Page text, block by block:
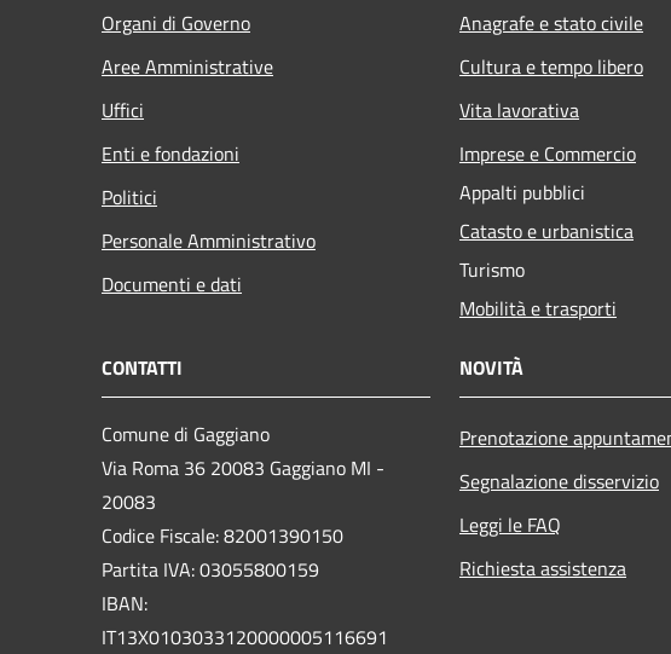
Organi di Governo
Aree Amministrative
Uffici
Enti e fondazioni
Politici
Personale Amministrativo
Documenti e dati
Anagrafe e stato civile
Cultura e tempo libero
Vita lavorativa
Imprese e Commercio
Appalti pubblici
Catasto e urbanistica
Turismo
Mobilità e trasporti
CONTATTI
Comune di Gaggiano
Via Roma 36 20083 Gaggiano MI -
20083
Codice Fiscale: 82001390150
Partita IVA: 03055800159
IBAN:
IT13X0103033120000005116691
NOVITÀ
Prenotazione
Segnalazione disservizio
Leggi le FAQ
Richiesta assistenza